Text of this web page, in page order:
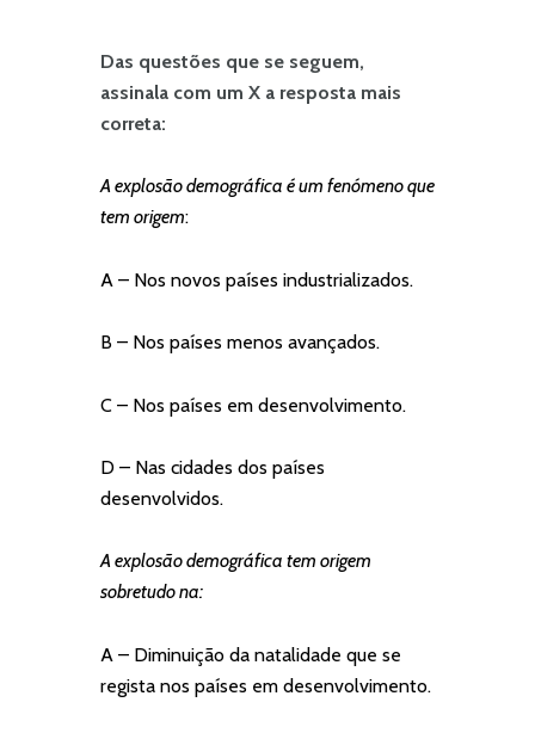
Das questões que se seguem,
assinala com um X a resposta mais
correta:
A explosão demográfica é um fenómeno que
tem origem:
A – Nos novos países industrializados.
B – Nos países menos avançados.
C – Nos países em desenvolvimento.
D – Nas cidades dos países
desenvolvidos.
A explosão demográfica tem origem
sobretudo na:
A – Diminuição da natalidade que se
regista nos países em desenvolvimento.